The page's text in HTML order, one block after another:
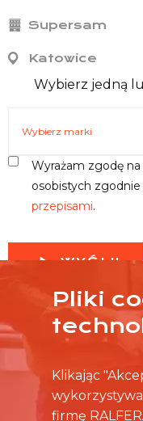
Supersam
Katowice
Wybierz jedną
Wybierz marki
Wyrażam zgodę
osobistych
przepisami.
WYŚLIJ
Pliki
Klikając
firmę